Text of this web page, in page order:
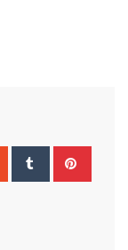
StumbleUpon
Tumblr